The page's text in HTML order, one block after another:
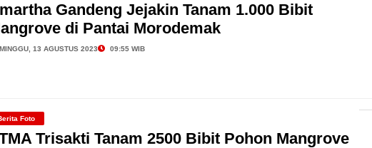
Gandeng Jejakin Tanam 1.000 Bibit
di Pantai Morodemak
MINGGU, 13 AGUSTUS 2023 09:55 WIB
Foto
Trisakti Tanam 2500 Bibit Pohon Mangrove